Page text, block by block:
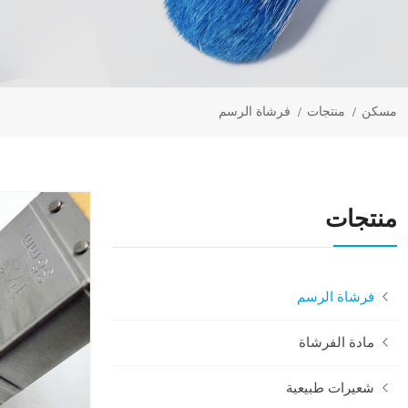
مسكن منتجات فرشاة الرسم
منتجات
فرشاة الرسم
مادة الفرشاة
شعيرات طبيعية